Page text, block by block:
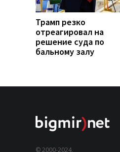
Трамп резко
отреагировал на
решение суда по
бальному залу
© 2000-2024,